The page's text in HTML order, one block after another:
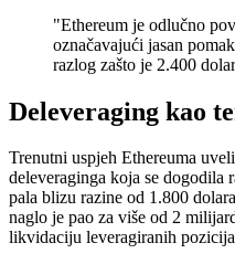
"Ethereum je odlučno
označavajući jasan
razlog zašto je 2.400
Deleveraging kao
Trenutni uspjeh Ethereuma
deleveraginga koja se dogodila
pala blizu razine od 1.800
naglo je pao za više od 2
likvidaciju leveragiranih